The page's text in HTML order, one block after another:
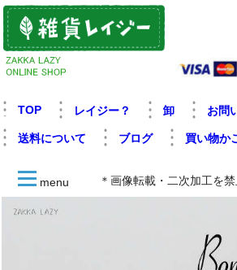
TOP レイジー？ 卸 お問
送料について ブログ 買い物か
menu ＊画像転載・二次加工を禁